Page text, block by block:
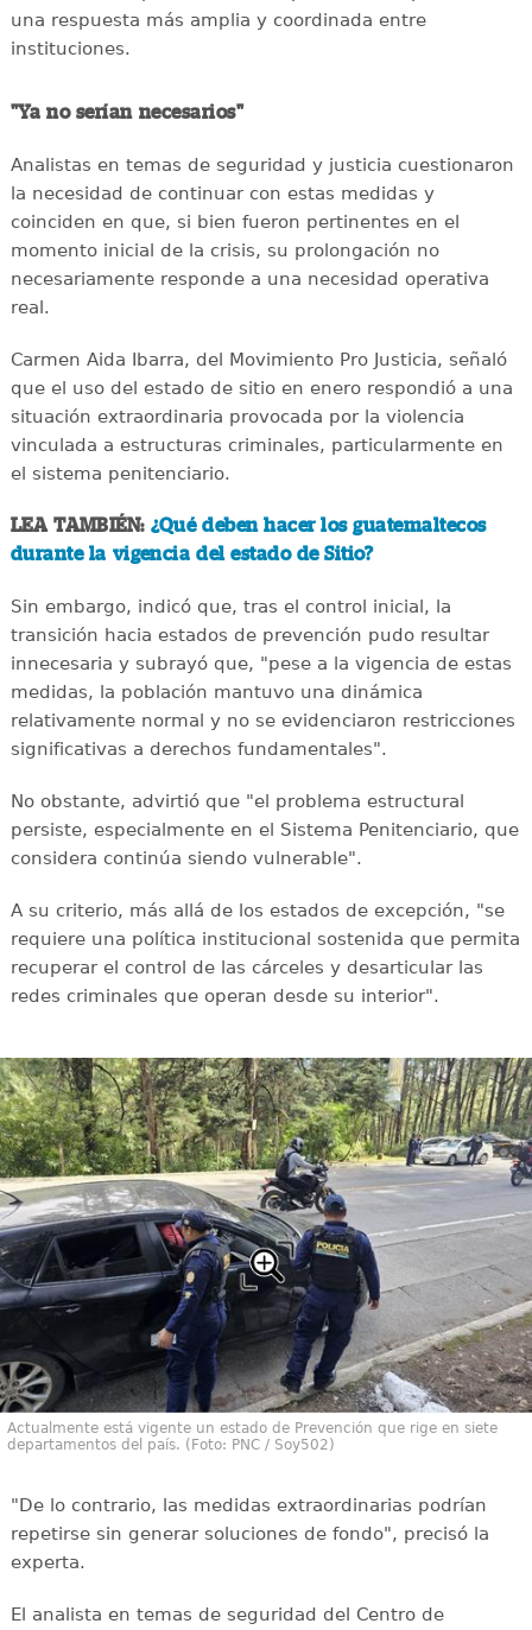
una respuesta más amplia y coordinada entre
instituciones.
"Ya no serían necesarios"
Analistas en temas de seguridad y justicia cuestionaron
la necesidad de continuar con estas medidas y
coinciden en que, si bien fueron pertinentes en el
momento inicial de la crisis, su prolongación no
necesariamente responde a una necesidad operativa
real.
Carmen Aida Ibarra, del Movimiento Pro Justicia, señaló
que el uso del estado de sitio en enero respondió a una
situación extraordinaria provocada por la violencia
vinculada a estructuras criminales, particularmente en
el sistema penitenciario.
LEA TAMBIÉN: ¿Qué deben hacer los guatemaltecos
durante la vigencia del estado de Sitio?
Sin embargo, indicó que, tras el control inicial, la
transición hacia estados de prevención pudo resultar
innecesaria y subrayó que, "pese a la vigencia de estas
medidas, la población mantuvo una dinámica
relativamente normal y no se evidenciaron restricciones
significativas a derechos fundamentales".
No obstante, advirtió que "el problema estructural
persiste, especialmente en el Sistema Penitenciario, que
considera continúa siendo vulnerable".
A su criterio, más allá de los estados de excepción, "se
requiere una política institucional sostenida que permita
recuperar el control de las cárceles y desarticular las
redes criminales que operan desde su interior".
Actualmente está vigente un estado de Prevención que rige en siete
departamentos del país. (Foto: PNC / Soy502)
"De lo contrario, las medidas extraordinarias podrían
repetirse sin generar soluciones de fondo", precisó la
experta.
El analista en temas de seguridad del Centro de